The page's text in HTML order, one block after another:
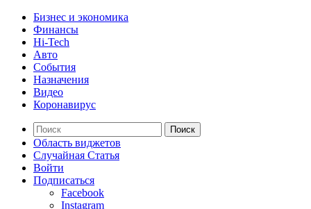
Бизнес и экономика
Финансы
Hi-Tech
Авто
События
Назначения
Видео
Коронавирус
Поиск
Область виджетов
Случайная Статья
Войти
Подписаться
Facebook
Instagram